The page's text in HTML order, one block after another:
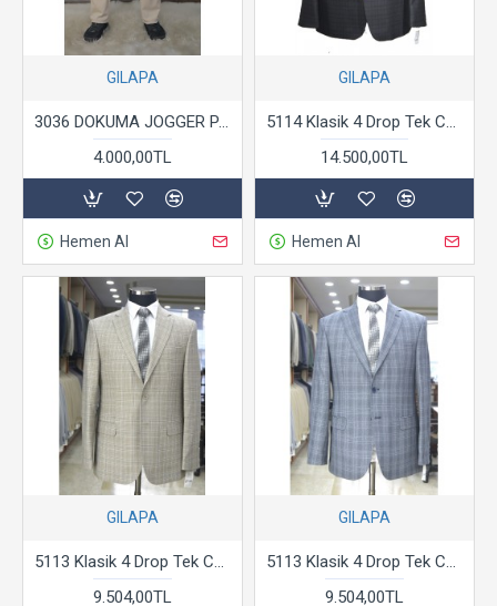
GILAPA
3036 DOKUMA JOGGER PANTOLON BEJ
4.000,00TL
Hemen Al
GILAPA
5114 Klasik 4 Drop Tek Ceket
14.500,00TL
Hemen Al
GILAPA
5113 Klasik 4 Drop Tek Ceket Bej
9.504,00TL
GILAPA
5113 Klasik 4 Drop Tek Ceket Füme
9.504,00TL